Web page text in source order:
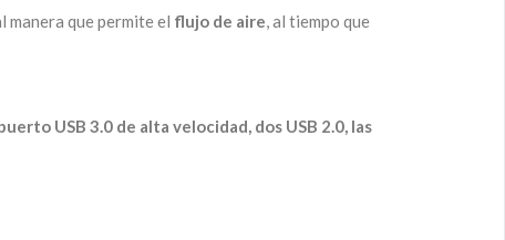
manera que permite el flujo de aire, al tiempo que
USB 3.0 de alta velocidad, dos USB 2.0, las